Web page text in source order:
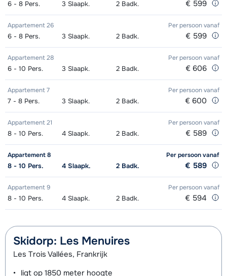
dagen)
van week
van week
Mini Kid Schoenen (8 dagen)
afhankelijk
Groepsles ski Volwassene 's
middags- Gevorderd (min. 3 weken)
van week
Groepsles ski Kind (5 - 13 jaar) 's
middags - Beginner (0-1 week)
afhankelijk
van week
Groepsles ski Kind (5 - 13 jaar) 's
middags - Gemiddeld (2-4 weken)
afhankelijk
van week
Groepsles ski Kind (5 - 13 jaar) 's
middags - Gevorderd (min. 4 weken)
afhankelijk
van week
Groepsles snowboard vanaf 5 jaar
's middags - Beginner (0 weken)
afhankelijk
van week
Groepsles snowboard vanaf 5 jaar
's middags - Gemiddeld (1-2 weken)
afhankelijk
van week
Groepsles snowboard vanaf 5 jaar
's middags - Gevorderd (min. 3
weken)
afhankelijk
6 - 8 Pers. 3 Slaapk. 2 Badk. € 599
Appartement 26 Per persoonvanaf
6 - 8 Pers. 3 Slaapk. 2 Badk. € 599
Appartement 28 Per persoonvanaf
6 - 10 Pers. 3 Slaapk. 2 Badk. € 606
Appartement 7 Per persoonvanaf
7 - 8 Pers. 3 Slaapk. 2 Badk. € 600
Appartement 21 Per persoonvanaf
8 - 10 Pers. 4 Slaapk. 2 Badk. € 589
Appartement 8 Per persoonvanaf
8 - 10 Pers. 4 Slaapk. 2 Badk. € 589
Appartement 9 Per persoonvanaf
8 - 10 Pers. 4 Slaapk. 2 Badk. € 594
Skidorp: Les Menuires
Les Trois Vallées, Frankrijk
ligt op 1850 meter hoogte